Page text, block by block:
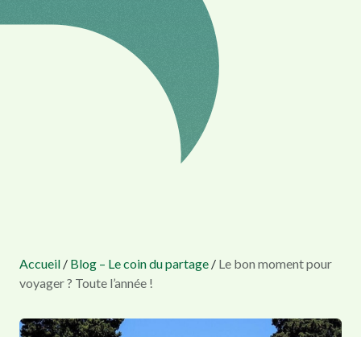
Accueil / Blog – Le coin du partage / Le bon moment pour
voyager ? Toute l’année !